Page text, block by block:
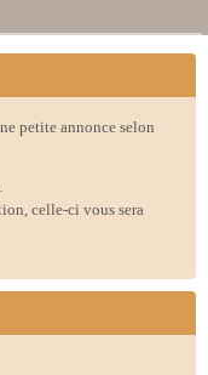
petite annonce selon
celle-ci vous sera